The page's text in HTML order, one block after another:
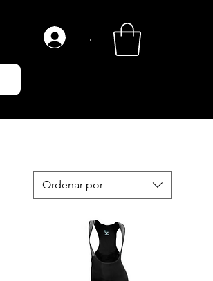
.
Ordenar por